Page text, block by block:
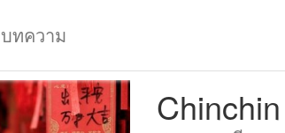
บทความ
Chinchin